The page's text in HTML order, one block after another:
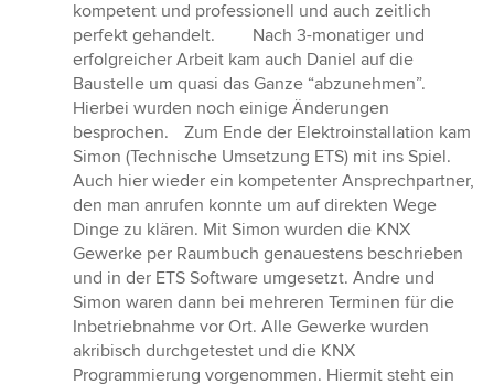
kompetent und professionell und auch zeitlich
perfekt gehandelt. Nach 3-monatiger und
erfolgreicher Arbeit kam auch Daniel auf die
Baustelle um quasi das Ganze “abzunehmen”.
Hierbei wurden noch einige Änderungen
besprochen. Zum Ende der Elektroinstallation kam
Simon (Technische Umsetzung ETS) mit ins Spiel.
Auch hier wieder ein kompetenter Ansprechpartner,
den man anrufen konnte um auf direkten Wege
Dinge zu klären. Mit Simon wurden die KNX
Gewerke per Raumbuch genauestens beschrieben
und in der ETS Software umgesetzt. Andre und
Simon waren dann bei mehreren Terminen für die
Inbetriebnahme vor Ort. Alle Gewerke wurden
akribisch durchgetestet und die KNX
Programmierung vorgenommen. Hiermit steht ein